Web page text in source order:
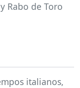
Rabo de Toro
italianos,